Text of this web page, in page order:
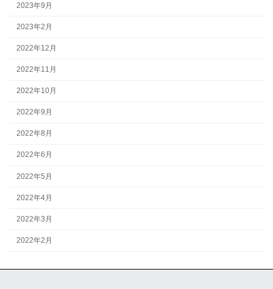
2023年9月
2023年2月
2022年12月
2022年11月
2022年10月
2022年9月
2022年8月
2022年6月
2022年5月
2022年4月
2022年3月
2022年2月